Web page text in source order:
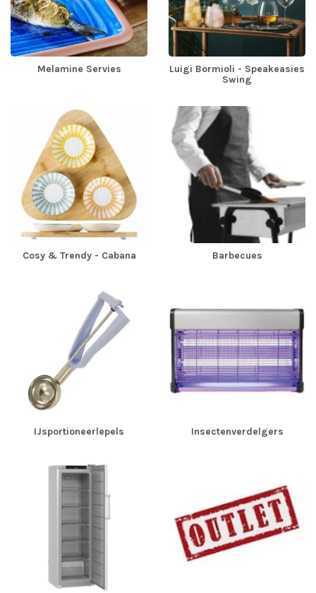
Melamine Servies
Luigi Bormioli - Speakeasies
Swing
Cosy & Trendy - Cabana Barbecues
IJsportioneerlepels Insectenverdelgers